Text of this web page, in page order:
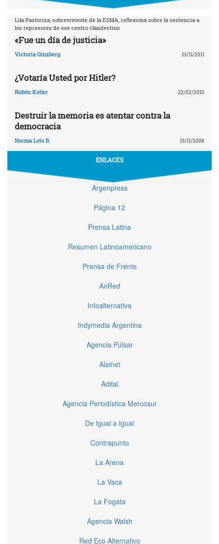
Lila Pastoriza, sobreviviente de la ESMA, reflexiona sobre la sentencia a
los represores de ese centro clandestino
«Fue un día de justicia»
Victoria Ginzberg 01/11/2011
¿Votaría Usted por Hitler?
Rubén Kotler 22/02/2010
Destruir la memoria es atentar contra la
democracia
Norma Loto B. 19/11/2008
ENLACES
Argenpress
Página 12
Prensa Latina
Resumen Latinoamericano
Prensa de Frente
AnRed
Infoalternativa
Indymedia Argentina
Agencia Púlsar
Alainet
Adital
Agencia Periodística Mercosur
De Igual a Igual
Contrapunto
La Arena
La Vaca
La Fogata
Agencia Walsh
Red Eco Alternativo